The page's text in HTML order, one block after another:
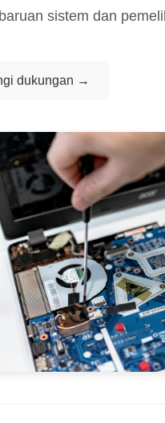
sistem dan
dukungan →